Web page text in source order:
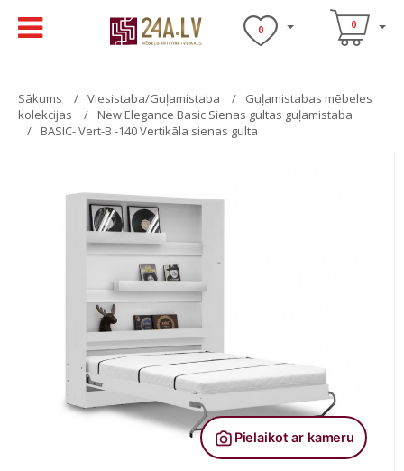
0 0
Sākums Viesistaba/Guļamistaba
Guļamistabas mēbeles
kolekcijas
New Elegance Basic Sienas gultas guļamistaba
BASIC- Vert-B -140 Vertikāla sienas gulta